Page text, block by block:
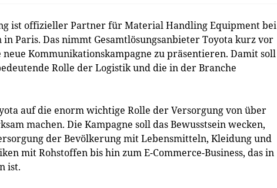
ist offizieller Partner für Material Handling Equipment bei
Paris. Das nimmt Gesamtlösungsanbieter Toyota kurz vor
neue Kommunikationskampagne zu präsentieren. Damit soll
Rolle der Logistik und die in der Branche
auf die enorm wichtige Rolle der Versorgung von über
machen. Die Kampagne soll das Bewusstsein wecken,
der Bevölkerung mit Lebensmitteln, Kleidung und
mit Rohstoffen bis hin zum E-Commerce-Business, das in
ist.